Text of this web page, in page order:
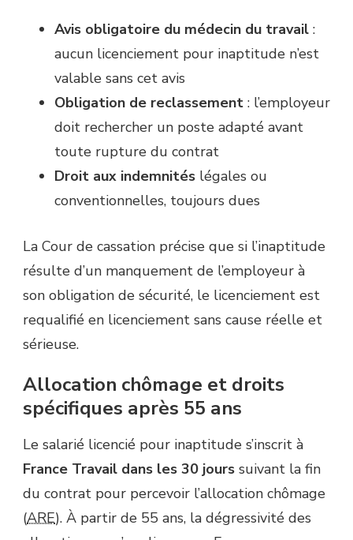
Avis obligatoire du médecin du travail :
aucun licenciement pour inaptitude n’est
valable sans cet avis
Obligation de reclassement : l’employeur
doit rechercher un poste adapté avant
toute rupture du contrat
Droit aux indemnités légales ou
conventionnelles, toujours dues
La Cour de cassation précise que si l’inaptitude
résulte d’un manquement de l’employeur à
son obligation de sécurité, le licenciement est
requalifié en licenciement sans cause réelle et
sérieuse.
Allocation chômage et droits
spécifiques après 55 ans
Le salarié licencié pour inaptitude s’inscrit à
France Travail dans les 30 jours suivant la fin
du contrat pour percevoir l’allocation chômage
(ARE). À partir de 55 ans, la dégressivité des